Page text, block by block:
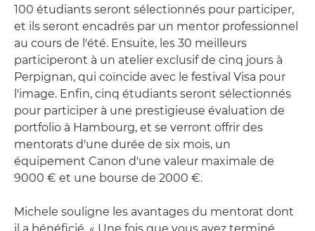
100 étudiants seront sélectionnés pour participer,
et ils seront encadrés par un mentor professionnel
au cours de l'été. Ensuite, les 30 meilleurs
participeront à un atelier exclusif de cinq jours à
Perpignan, qui coïncide avec le festival Visa pour
l'image. Enfin, cinq étudiants seront sélectionnés
pour participer à une prestigieuse évaluation de
portfolio à Hambourg, et se verront offrir des
mentorats d'une durée de six mois, un
équipement Canon d'une valeur maximale de
9000 € et une bourse de 2000 €.
Michele souligne les avantages du mentorat dont